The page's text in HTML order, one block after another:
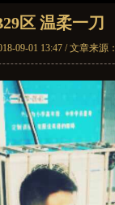
区 温柔一刀
09-01 13:47 / 文章来源：